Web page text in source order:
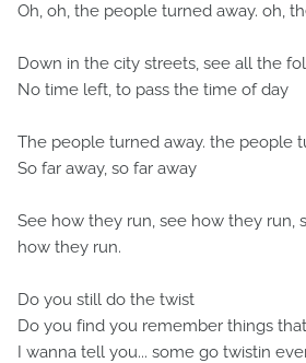
Oh, oh, the people turned away. oh,
Down in the city streets, see all the
No time left, to pass the time of day
The people turned away. the people
So far away, so far away
See how they run, see how they run,
how they run.
Do you still do the twist
Do you find you remember things
I wanna tell you... some go twistin